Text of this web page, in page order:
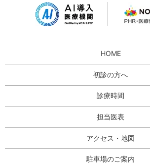
HOME
初診の方へ
診療時間
担当医表
アクセス・地図
駐車場のご案内